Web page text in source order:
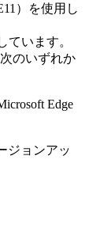
）を使用し
ています。
のいずれか
Edge
ジョンアッ